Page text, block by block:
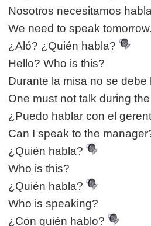
Nosotros necesitamos
We need to speak tomorrow.
¿Aló? ¿Quién habla?
Hello? Who is this?
Durante la misa no se
One must not talk during
¿Puedo hablar con el
Can I speak to the
¿Quién habla?
Who is this?
¿Quién habla?
Who is speaking?
¿Con quién hablo?